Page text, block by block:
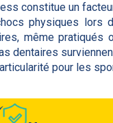
constitue un
physiques lors
même pratiqués
dentaires
pour les